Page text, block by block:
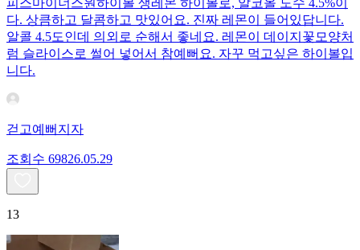
피스마이너스원하이볼 생레몬 하이볼로, 알코올 도수 4.5%이
다. 상큼하고 달콤하고 맛있어요. 진짜 레몬이 들어있답니다.
알콜 4.5도인데 의외로 순해서 좋네요. 레몬이 데이지꽃모양처
럼 슬라이스로 썰어 넣어서 참예뻐요. 자꾸 먹고싶은 하이볼입
니다.
걷고예뻐지자
조회수 69826.05.29
13